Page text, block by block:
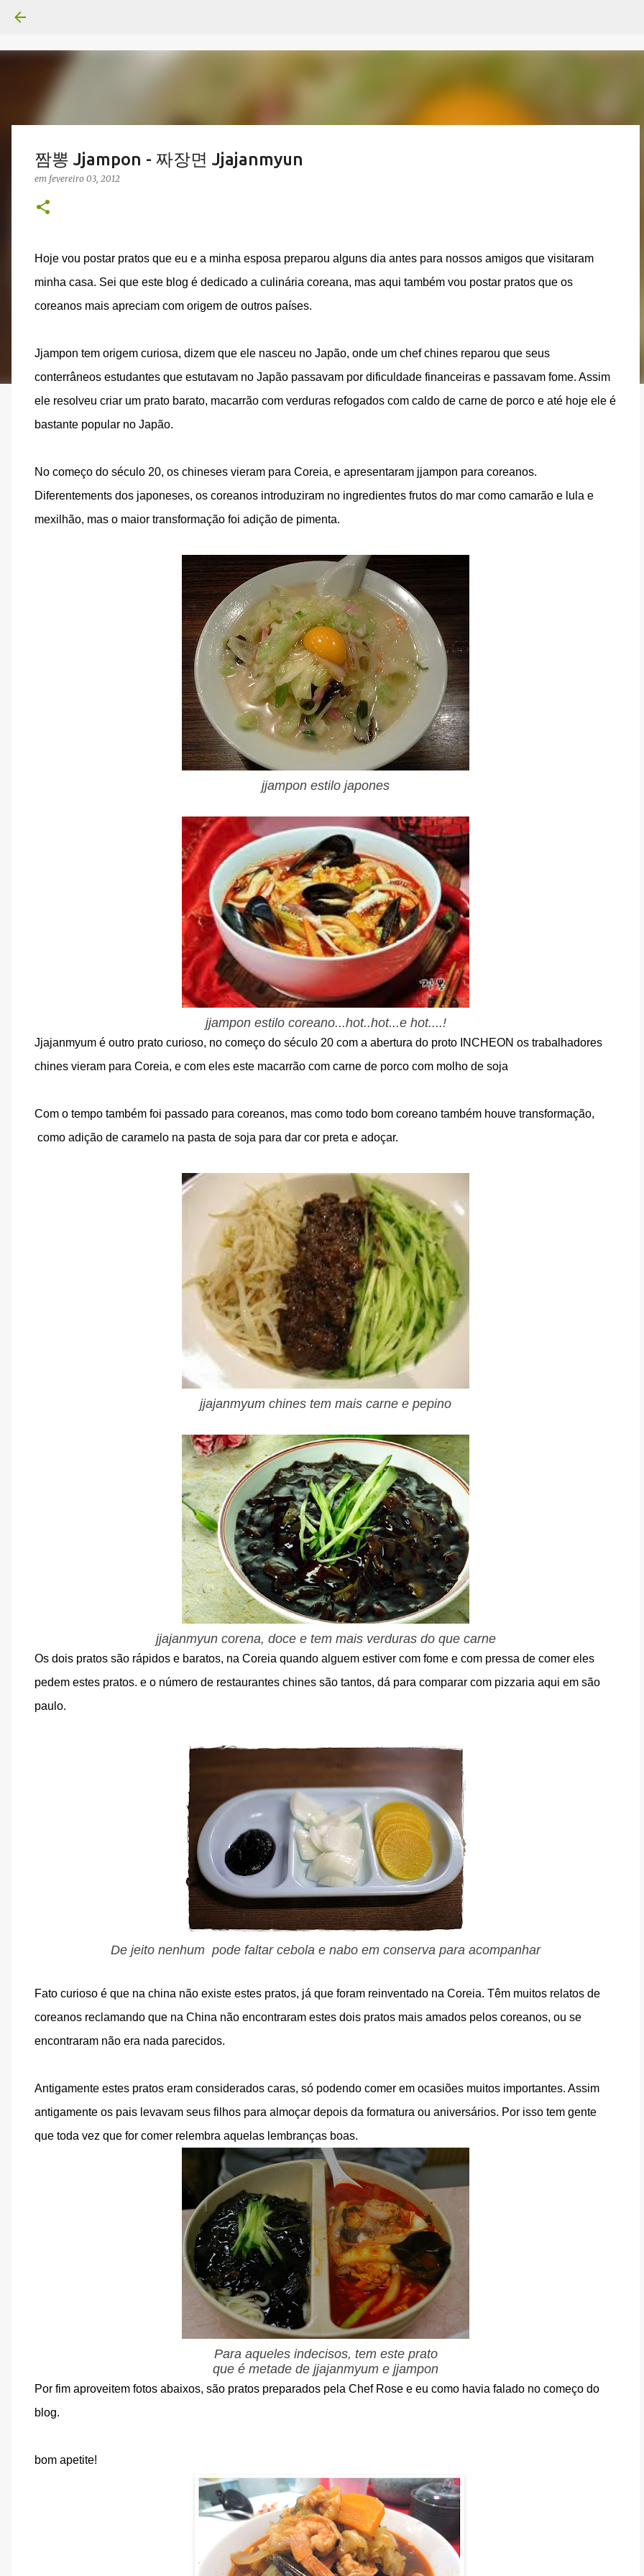
짬뽕 Jjampon - 짜장면 Jjajanmyun
em fevereiro 03, 2012
Hoje vou postar pratos que eu e a minha esposa preparou alguns dia antes para nossos amigos que visitaram
minha casa. Sei que este blog é dedicado a culinária coreana, mas aqui também vou postar pratos que os
coreanos mais apreciam com origem de outros países.
Jjampon tem origem curiosa, dizem que ele nasceu no Japão, onde um chef chines reparou que seus
conterrâneos estudantes que estutavam no Japão passavam por dificuldade financeiras e passavam fome. Assim
ele resolveu criar um prato barato, macarrão com verduras refogados com caldo de carne de porco e até hoje ele é
bastante popular no Japão.
No começo do século 20, os chineses vieram para Coreia, e apresentaram jjampon para coreanos.
Diferentements dos japoneses, os coreanos introduziram no ingredientes frutos do mar como camarão e lula e
mexilhão, mas o maior transformação foi adição de pimenta.
jjampon estilo japones
jjampon estilo coreano...hot..hot...e hot....!
Jjajanmyum é outro prato curioso, no começo do século 20 com a abertura do proto INCHEON os trabalhadores
chines vieram para Coreia, e com eles este macarrão com carne de porco com molho de soja
Com o tempo também foi passado para coreanos, mas como todo bom coreano também houve transformação,
como adição de caramelo na pasta de soja para dar cor preta e adoçar.
jjajanmyum chines tem mais carne e pepino
jjajanmyun corena, doce e tem mais verduras do que carne
Os dois pratos são rápidos e baratos, na Coreia quando alguem estiver com fome e com pressa de comer eles
pedem estes pratos. e o número de restaurantes chines são tantos, dá para comparar com pizzaria aqui em são
paulo.
De jeito nenhum pode faltar cebola e nabo em conserva para acompanhar
Fato curioso é que na china não existe estes pratos, já que foram reinventado na Coreia. Têm muitos relatos de
coreanos reclamando que na China não encontraram estes dois pratos mais amados pelos coreanos, ou se
encontraram não era nada parecidos.
Antigamente estes pratos eram considerados caras, só podendo comer em ocasiões muitos importantes. Assim
antigamente os pais levavam seus filhos para almoçar depois da formatura ou aniversários. Por isso tem gente
que toda vez que for comer relembra aquelas lembranças boas.
Para aqueles indecisos, tem este prato
que é metade de jjajanmyum e jjampon
Por fim aproveitem fotos abaixos, são pratos preparados pela Chef Rose e eu como havia falado no começo do
blog.
bom apetite!